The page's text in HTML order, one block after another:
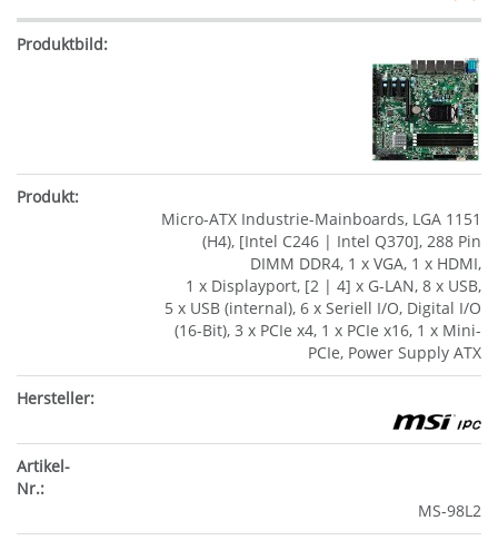
Micro-ATX Industrie-Mainboards, LGA 1151
(H4), [Intel C246 | Intel Q370], 288 Pin
DIMM DDR4, 1 x VGA, 1 x HDMI,
1 x Displayport, [2 | 4] x G-LAN, 8 x USB,
5 x USB (internal), 6 x Seriell I/O, Digital I/O
(16-Bit), 3 x PCIe x4, 1 x PCIe x16, 1 x Mini-
PCIe, Power Supply ATX
MS-98L2